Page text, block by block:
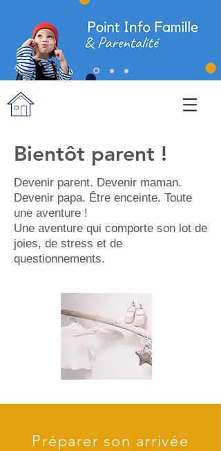
Bientôt parent !
Devenir parent. Devenir maman.
Devenir papa. Être enceinte. Toute
une aventure !
Une aventure qui comporte son lot de
joies, de stress et de
questionnements.
Préparer son arrivée